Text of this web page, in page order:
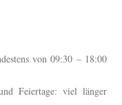
von 09:30 – 18:00
Feiertage: viel länger